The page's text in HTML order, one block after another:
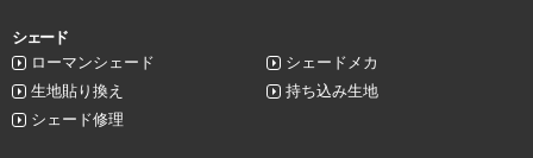
シェード
ローマンシェード
シェードメカ
生地貼り換え
持ち込み生地
シェード修理